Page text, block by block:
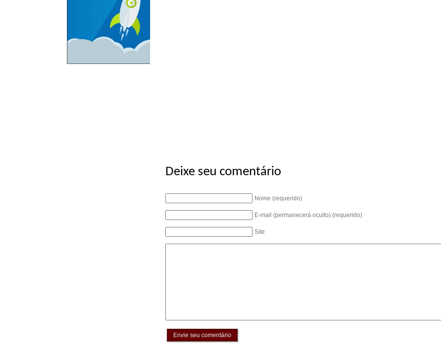
Deixe seu comentário
Nome (requerido)
E-mail (permanecerá oculto) (requerido)
Site
Envie seu comentário